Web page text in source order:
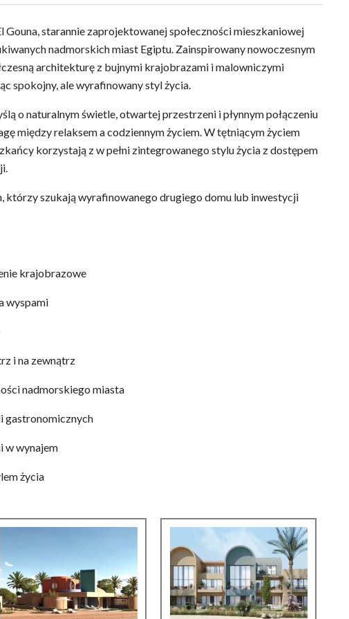
starannie zaprojektowanej społeczności mieszkaniowej
nadmorskich miast Egiptu. Zainspirowany nowoczesnym
architekturę z bujnymi krajobrazami i malowniczymi
spokojny, ale wyrafinowany styl życia.
o naturalnym świetle, otwartej przestrzeni i płynnym połączeniu
między relaksem a codziennym życiem. W tętniącym życiem
korzystają z w pełni zintegrowanego stylu życia z dostępem
którzy szukają wyrafinowanego drugiego domu lub inwestycji
krajobrazowe
wyspami
i na zewnątrz
nadmorskiego miasta
gastronomicznych
w wynajem
życia